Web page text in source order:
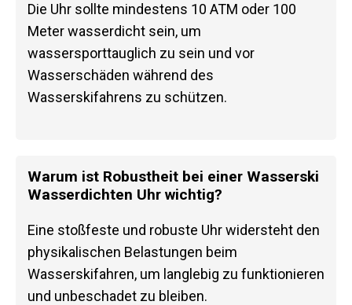
Die Uhr sollte mindestens 10 ATM oder 100
Meter wasserdicht sein, um
wassersporttauglich zu sein und vor
Wasserschäden während des
Wasserskifahrens zu schützen.
Warum ist Robustheit bei einer Wasserski
Wasserdichten Uhr wichtig?
Eine stoßfeste und robuste Uhr widersteht den
physikalischen Belastungen beim
Wasserskifahren, um langlebig zu funktionieren
und unbeschadet zu bleiben.